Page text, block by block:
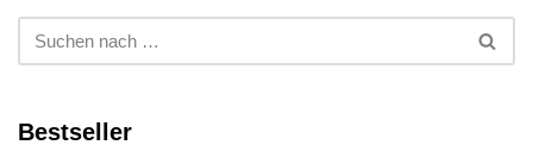
Bestseller